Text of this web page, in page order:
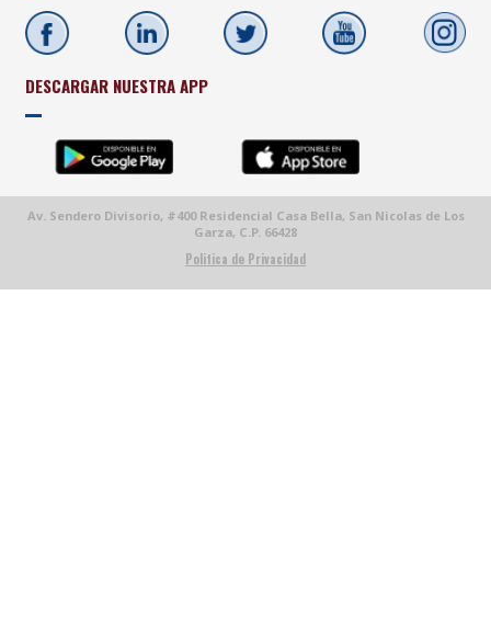
DESCARGAR NUESTRA APP
Av. Sendero Divisorio, #400 Residencial Casa Bella, San Nicolas de Los
Garza, C.P. 66428
Politica de Privacidad